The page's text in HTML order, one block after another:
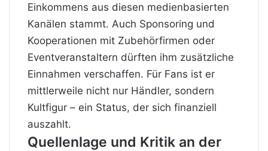
Einkommens aus diesen medienbasierten
Kanälen stammt. Auch Sponsoring und
Kooperationen mit Zubehörfirmen oder
Eventveranstaltern dürften ihm zusätzliche
Einnahmen verschaffen. Für Fans ist er
mittlerweile nicht nur Händler, sondern
Kultfigur – ein Status, der sich finanziell
auszahlt.
Quellenlage und Kritik an der